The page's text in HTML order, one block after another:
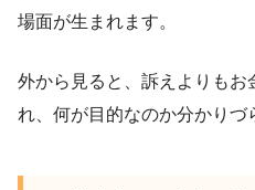
場面が生まれます。
外から見ると、訴えよりもお
れ、何が目的なのか分かりづ